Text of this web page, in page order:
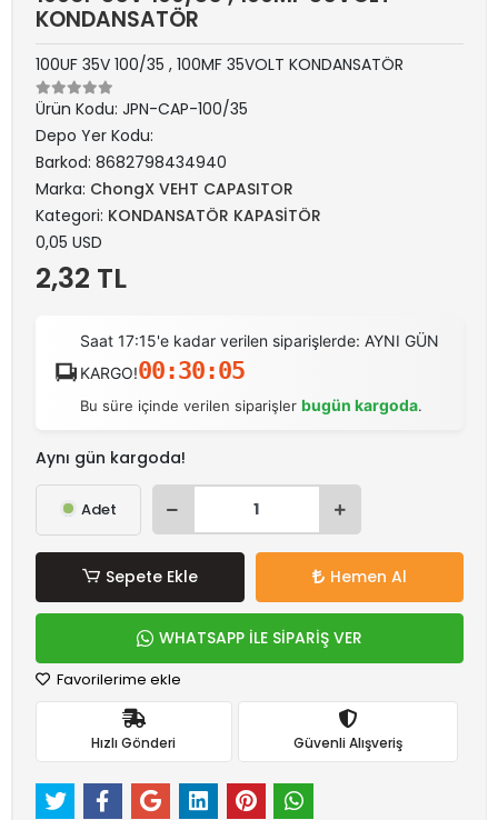
KONDANSATÖR
100UF 35V 100/35 , 100MF 35VOLT KONDANSATÖR
Ürün Kodu: JPN-CAP-100/35
Depo Yer Kodu:
Barkod: 8682798434940
Marka: ChongX VEHT CAPASITOR
Kategori: KONDANSATÖR KAPASİTÖR
0,05 USD
2,32 TL
Saat 17:15'e kadar verilen siparişlerde: AYNI GÜN
KARGO!00:30:05
Bu süre içinde verilen siparişler bugün kargoda.
Aynı gün kargoda!
Adet
Sepete Ekle Hemen Al
WHATSAPP İLE SİPARİŞ VER
Favorilerime ekle
Hızlı Gönderi Güvenli Alışveriş